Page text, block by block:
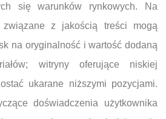
się warunków rynkowych. Na
związane z jakością treści mogą
na oryginalność i wartość dodaną
witryny oferujące niskiej
ukarane niższymi pozycjami.
doświadczenia użytkownika